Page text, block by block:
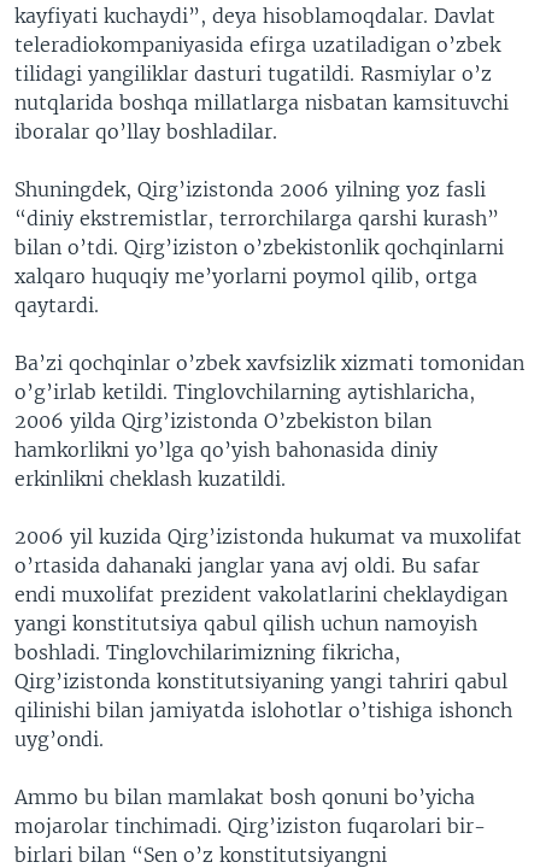
kayfiyati kuchaydi”, deya hisoblamoqdalar. Davlat
teleradiokompaniyasida efirga uzatiladigan o’zbek
tilidagi yangiliklar dasturi tugatildi. Rasmiylar o’z
nutqlarida boshqa millatlarga nisbatan kamsituvchi
iboralar qo’llay boshladilar.
Shuningdek, Qirg’izistonda 2006 yilning yoz fasli
“diniy ekstremistlar, terrorchilarga qarshi kurash”
bilan o’tdi. Qirg’iziston o’zbekistonlik qochqinlarni
xalqaro huquqiy me’yorlarni poymol qilib, ortga
qaytardi.
Ba’zi qochqinlar o’zbek xavfsizlik xizmati tomonidan
o’g’irlab ketildi. Tinglovchilarning aytishlaricha,
2006 yilda Qirg’izistonda O’zbekiston bilan
hamkorlikni yo’lga qo’yish bahonasida diniy
erkinlikni cheklash kuzatildi.
2006 yil kuzida Qirg’izistonda hukumat va muxolifat
o’rtasida dahanaki janglar yana avj oldi. Bu safar
endi muxolifat prezident vakolatlarini cheklaydigan
yangi konstitutsiya qabul qilish uchun namoyish
boshladi. Tinglovchilarimizning fikricha,
Qirg’izistonda konstitutsiyaning yangi tahriri qabul
qilinishi bilan jamiyatda islohotlar o’tishiga ishonch
uyg’ondi.
Ammo bu bilan mamlakat bosh qonuni bo’yicha
mojarolar tinchimadi. Qirg’iziston fuqarolari bir-
birlari bilan “Sen o’z konstitutsiyangni